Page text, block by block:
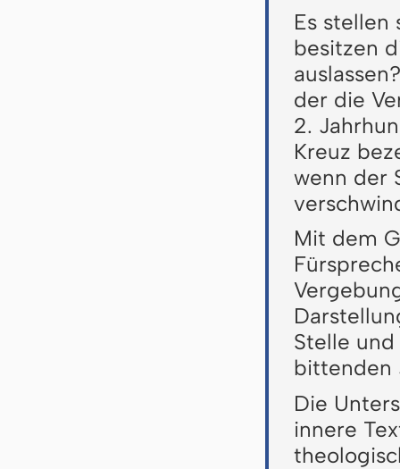
Es stellen
besitzen
der die
2.
Kreuz
wenn der
Mit dem
Stelle
bittenden
Die
innere